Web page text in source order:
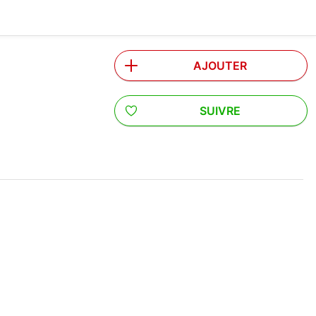
AJOUTER
SUIVRE